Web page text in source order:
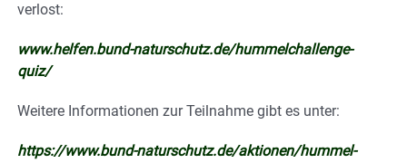
verlost:
www.helfen.bund-naturschutz.de/hummelchallenge-
quiz/
Weitere Informationen zur Teilnahme gibt es unter:
https://www.bund-naturschutz.de/aktionen/hummel-